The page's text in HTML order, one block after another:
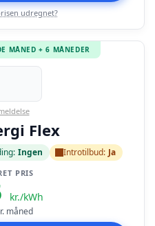
udregnet?
MÅNED + 6 MÅNEDER
Flex
Ingen Introtilbud: Ja
PRIS
kr./kWh
måned